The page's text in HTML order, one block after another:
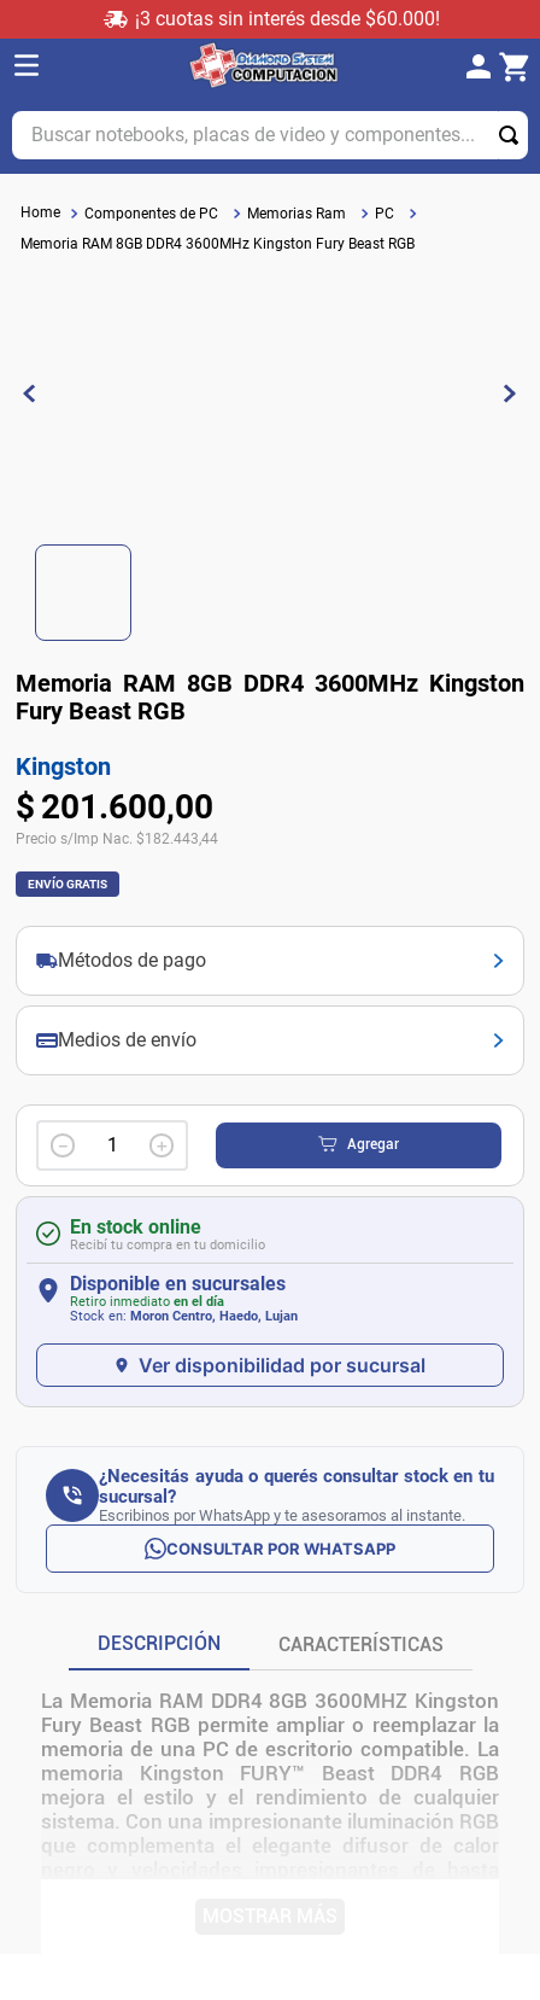
¡3 cuotas sin interés desde $60.000!
Buscar notebooks, placas de video y componentes...
Componentes de PC Memorias Ram
PC
Memoria RAM 8GB DDR4 3600MHz Kingston Fury Beast RGB
Memoria RAM 8GB DDR4 3600MHz Kingston
Fury Beast RGB
Kingston
$ 201.600,00
Precio s/Imp Nac. $182.443,44
ENVÍO GRATIS
Métodos de pago
Medios de envío
＋
－ Agregar
En stock online
Recibí tu compra en tu domicilio
Disponible en sucursales
Retiro inmediato en el día
Stock en: Moron Centro, Haedo, Lujan
Ver disponibilidad por sucursal
¿Necesitás ayuda o querés consultar stock en tu
sucursal?
Escribinos por WhatsApp y te asesoramos al instante.
CONSULTAR POR WHATSAPP
DESCRIPCIÓN CARACTERÍSTICAS
La Memoria RAM DDR4 8GB 3600MHZ Kingston
Fury Beast RGB permite ampliar o reemplazar la
memoria de una PC de escritorio compatible. La
memoria Kingston FURY™ Beast DDR4 RGB
mejora el estilo y el rendimiento de cualquier
sistema. Con una impresionante iluminación RGB
que complementa el elegante difusor de calor